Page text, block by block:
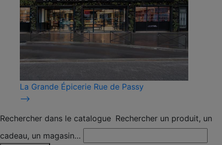
La Grande Épicerie Rue de Passy
⟶
Rechercher dans le catalogue Rechercher un produit, un
cadeau, un magasin…